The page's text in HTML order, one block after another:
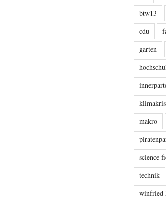
btw13
cdu
garten
makro
science
technik
winfried